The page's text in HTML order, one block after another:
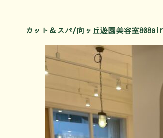
カット＆スパ/向ヶ丘遊園美容室808air